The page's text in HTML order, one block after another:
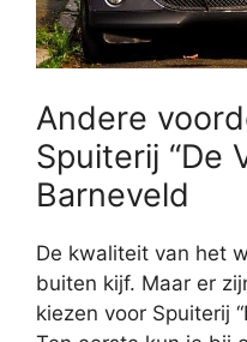
Andere
Spuiterij “De
Barneveld
De kwaliteit van het
buiten kijf. Maar er
kiezen voor Spuiterij